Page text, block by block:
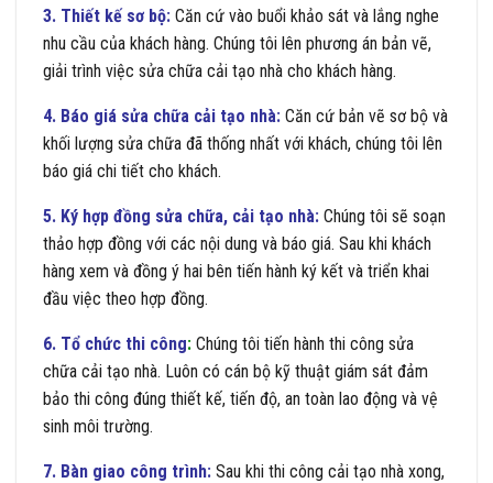
3. Thiết kế sơ bộ: Căn cứ vào buổi khảo sát và lắng nghe
nhu cầu của khách hàng. Chúng tôi lên phương án bản vẽ,
giải trình việc sửa chữa cải tạo nhà cho khách hàng.
4. Báo giá sửa chữa cải tạo nhà: Căn cứ bản vẽ sơ bộ và
khối lượng sửa chữa đã thống nhất với khách, chúng tôi lên
báo giá chi tiết cho khách.
5. Ký hợp đồng sửa chữa, cải tạo nhà: Chúng tôi sẽ soạn
thảo hợp đồng với các nội dung và báo giá. Sau khi khách
hàng xem và đồng ý hai bên tiến hành ký kết và triển khai
đầu việc theo hợp đồng.
6. Tổ chức thi công: Chúng tôi tiến hành thi công sửa
chữa cải tạo nhà. Luôn có cán bộ kỹ thuật giám sát đảm
bảo thi công đúng thiết kế, tiến độ, an toàn lao động và vệ
sinh môi trường.
7. Bàn giao công trình: Sau khi thi công cải tạo nhà xong,